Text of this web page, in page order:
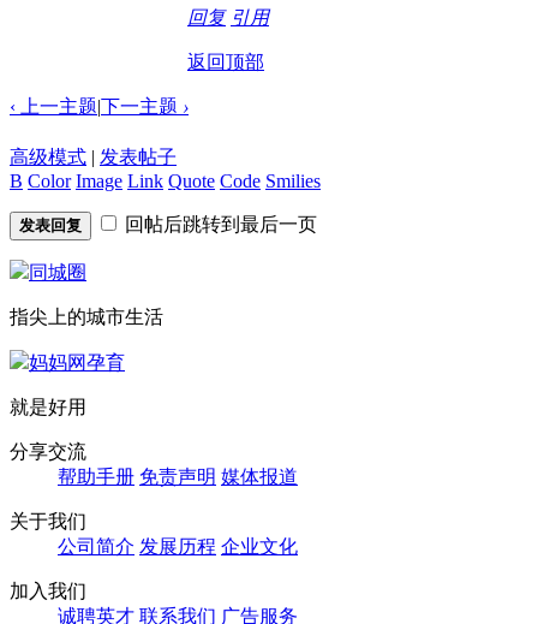
回复 引用
返回顶部
‹ 上一主题|下一主题 ›
高级模式 | 发表帖子
B Color Image Link Quote Code Smilies
发表回复 回帖后跳转到最后一页
同城圈
指尖上的城市生活
妈妈网孕育
就是好用
分享交流
帮助手册 免责声明 媒体报道
关于我们
公司简介 发展历程 企业文化
加入我们
诚聘英才 联系我们 广告服务